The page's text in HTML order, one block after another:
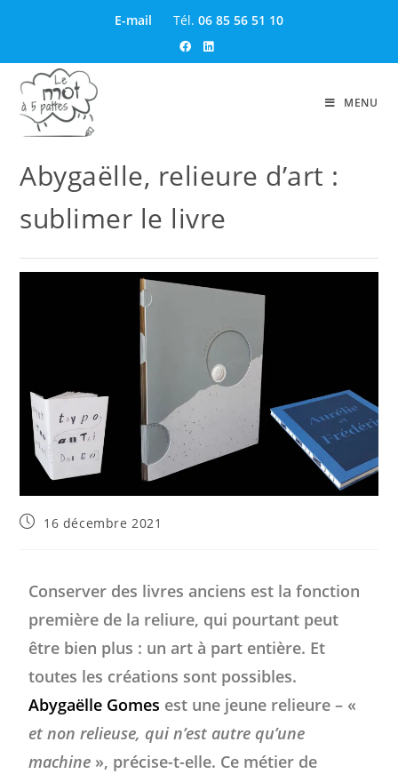
E-mail Tél. 06 85 56 51 10
MENU
Abygaëlle, relieure d’art :
sublimer le livre
16 décembre 2021
Conserver des livres anciens est la fonction
première de la reliure, qui pourtant peut
être bien plus : un art à part entière. Et
toutes les créations sont possibles.
Abygaëlle Gomes est une jeune relieure – «
et non relieuse, qui n’est autre qu’une
machine­ », précise-t-elle. Ce métier de